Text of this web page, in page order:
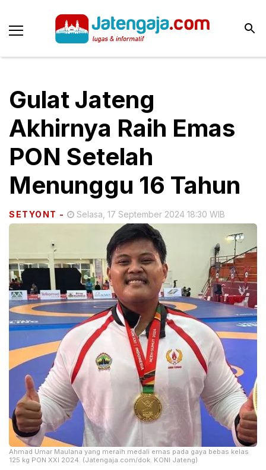
Gulat Jateng
Akhirnya Raih Emas
PON Setelah
Menunggu 16 Tahun
SETYONT - Selasa, 17 September 2024 18:30 WIB
Ahmad Umar Maulana yang meraih medali emas pada gaya bebas kelas
125 kg PON XXI 2024. (Jatengaja.com/dok. KONI Jateng)